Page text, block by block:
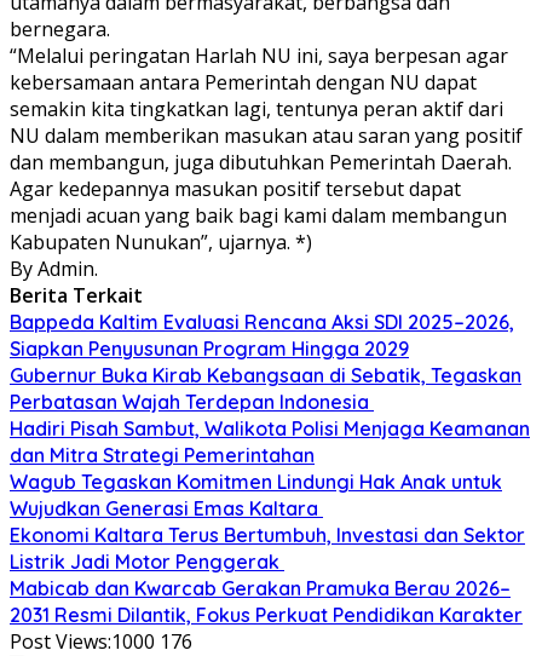
bernegara.
“Melalui peringatan Harlah NU ini, saya berpesan agar
kebersamaan antara Pemerintah dengan NU dapat
semakin kita tingkatkan lagi, tentunya peran aktif dari
NU dalam memberikan masukan atau saran yang positif
dan membangun, juga dibutuhkan Pemerintah Daerah.
Agar kedepannya masukan positif tersebut dapat
menjadi acuan yang baik bagi kami dalam membangun
Kabupaten Nunukan”, ujarnya. *)
By Admin.
Berita Terkait
Bappeda Kaltim Evaluasi Rencana Aksi SDI 2025–2026,
Siapkan Penyusunan Program Hingga 2029
Gubernur Buka Kirab Kebangsaan di Sebatik, Tegaskan
Perbatasan Wajah Terdepan Indonesia
Hadiri Pisah Sambut, Walikota Polisi Menjaga Keamanan
dan Mitra Strategi Pemerintahan
Wagub Tegaskan Komitmen Lindungi Hak Anak untuk
Wujudkan Generasi Emas Kaltara
Ekonomi Kaltara Terus Bertumbuh, Investasi dan Sektor
Listrik Jadi Motor Penggerak
Mabicab dan Kwarcab Gerakan Pramuka Berau 2026–
2031 Resmi Dilantik, Fokus Perkuat Pendidikan Karakter
Post Views:1000 176